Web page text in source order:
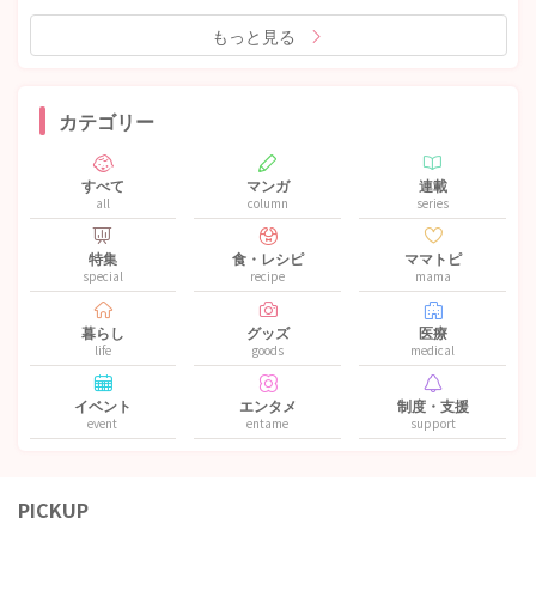
もっと見る
カテゴリー
すべて
all
マンガ
column
連載
series
特集
special
食・レシピ
recipe
ママトピ
mama
暮らし
life
グッズ
goods
医療
medical
イベント
event
エンタメ
entame
制度・支援
support
PICKUP